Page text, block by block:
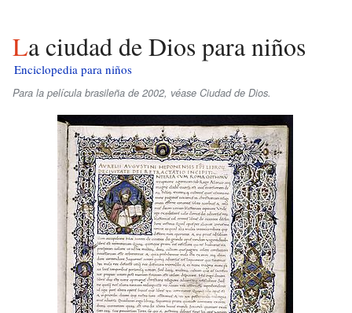
La ciudad de Dios para niños
Enciclopedia para niños
Para la película brasileña de 2002, véase Ciudad de Dios.